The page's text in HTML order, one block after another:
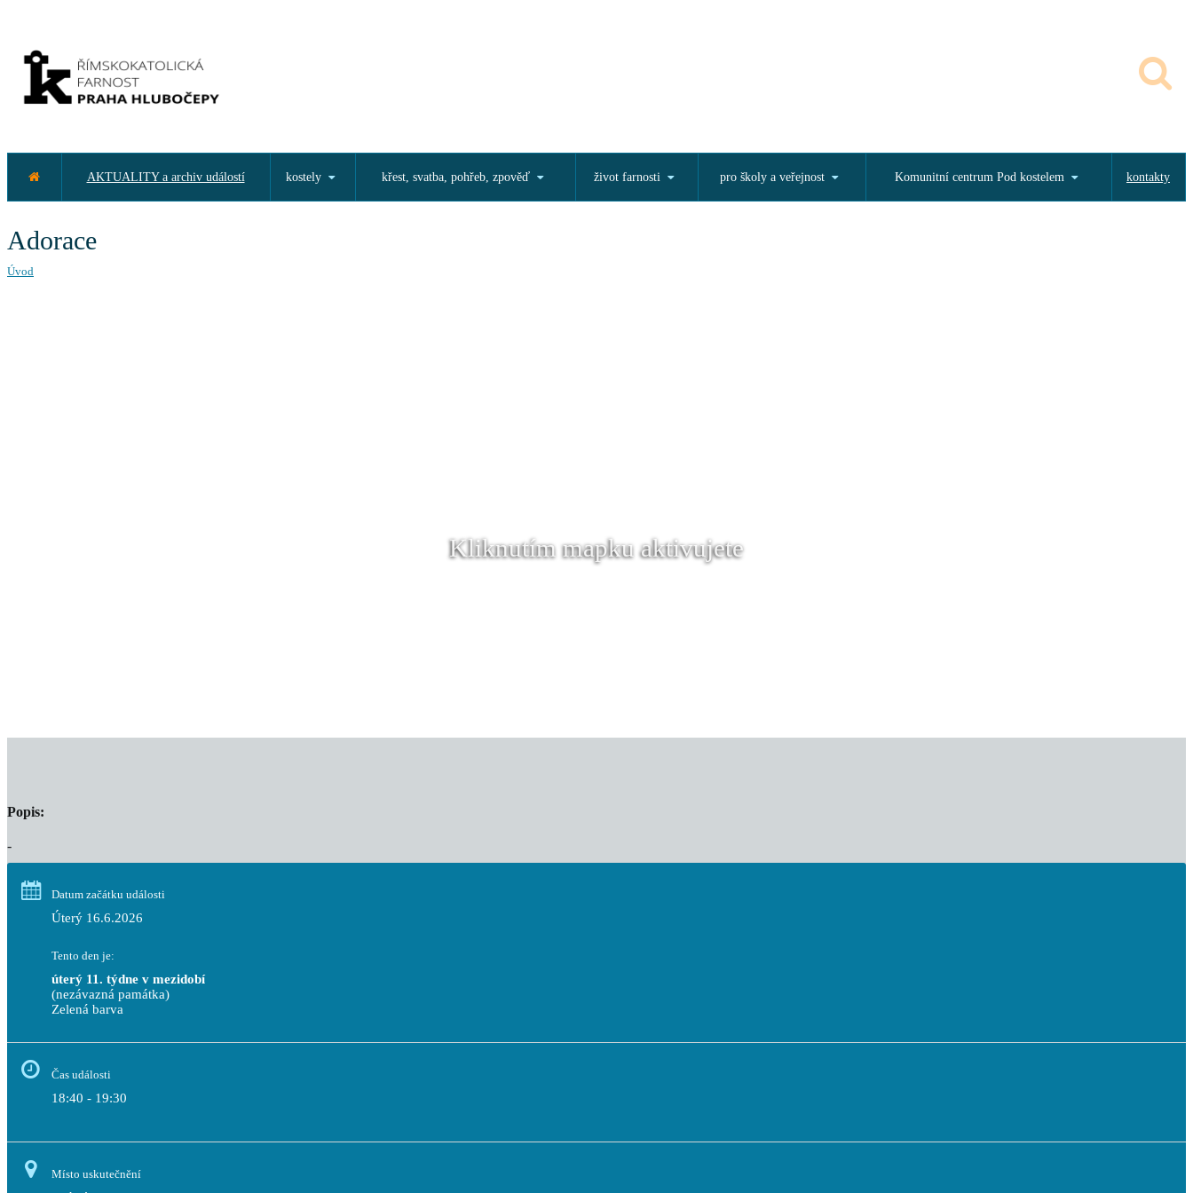
AKTUALITY a archiv událostí kostely křest, svatba, pohřeb, zpověď život farnosti pro školy a veřejnost Komunitní centrum Pod kostelem kontakty
Adorace
Úvod
Kliknutím mapku aktivujete
Popis:
-
Datum začátku události
Úterý 16.6.2026
Tento den je:
úterý 11. týdne v mezidobí
(nezávazná památka)
Zelená barva
Čas události
18:40 - 19:30
Místo uskutečnění